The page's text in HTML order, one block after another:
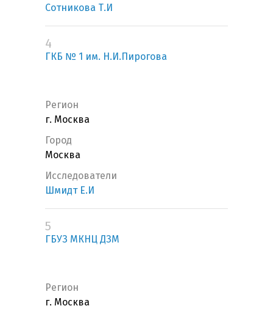
Сотникова Т.И
4
ГКБ № 1 им. Н.И.Пирогова
Регион
г. Москва
Город
Москва
Исследователи
Шмидт Е.И
5
ГБУЗ МКНЦ ДЗМ
Регион
г. Москва